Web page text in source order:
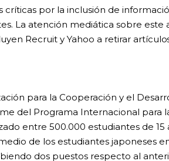
críticas por la inclusión de
La atención mediática sobre este
Recruit y Yahoo a retirar
para la Cooperación y el
del Programa Internacional para
entre 500.000 estudiantes de 15
de los estudiantes japoneses
dos puestos respecto al